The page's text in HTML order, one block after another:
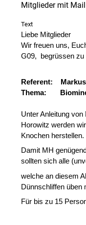
Mitglieder mit
Text
Liebe Mitglieder
Wir freuen uns,
G09, begrüssen zu
Referent:
Thema:
Unter Anleitung
Horowitz werden
Knochen herstellen.
Damit MH
sollten sich alle
welche an diesem
Dünnschliffen üben
Für bis zu 15